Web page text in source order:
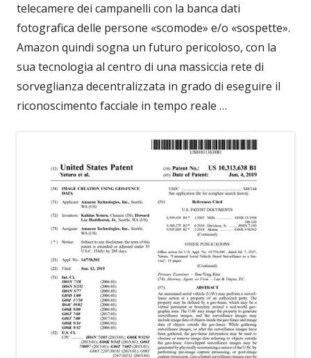
telecamere dei campanelli con la banca dati
fotografica delle persone «scomode» e/o «sospette».
Amazon quindi sogna un futuro pericoloso, con la
sua tecnologia al centro di una massiccia rete di
sorveglianza decentralizzata in grado di eseguire il
riconoscimento facciale in tempo reale …